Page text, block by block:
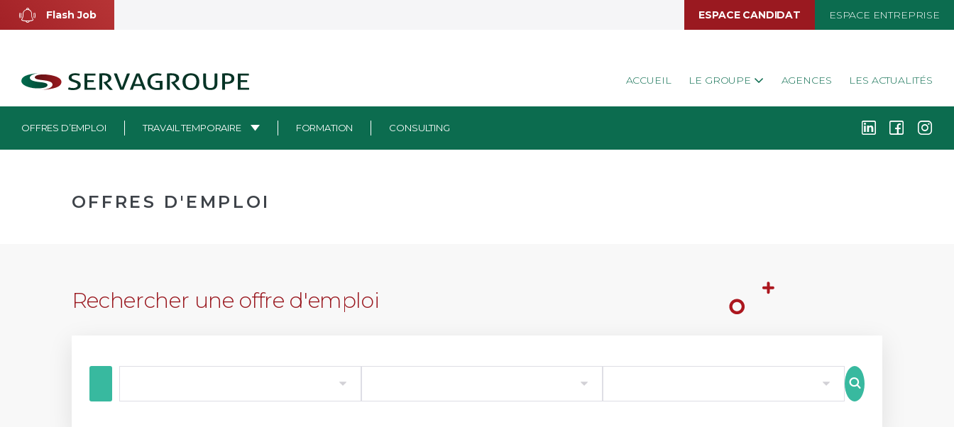
Aller
Flash Job ESPACE CANDIDAT ESPACE ENTREPRISE
ACCUEIL LE GROUPE AGENCES LES ACTUALITÉS
OFFRES D’EMPLOI TRAVAIL TEMPORAIRE FORMATION CONSULTING k i j
OFFRES D'EMPLOI
Rechercher une offre d'emploi
8